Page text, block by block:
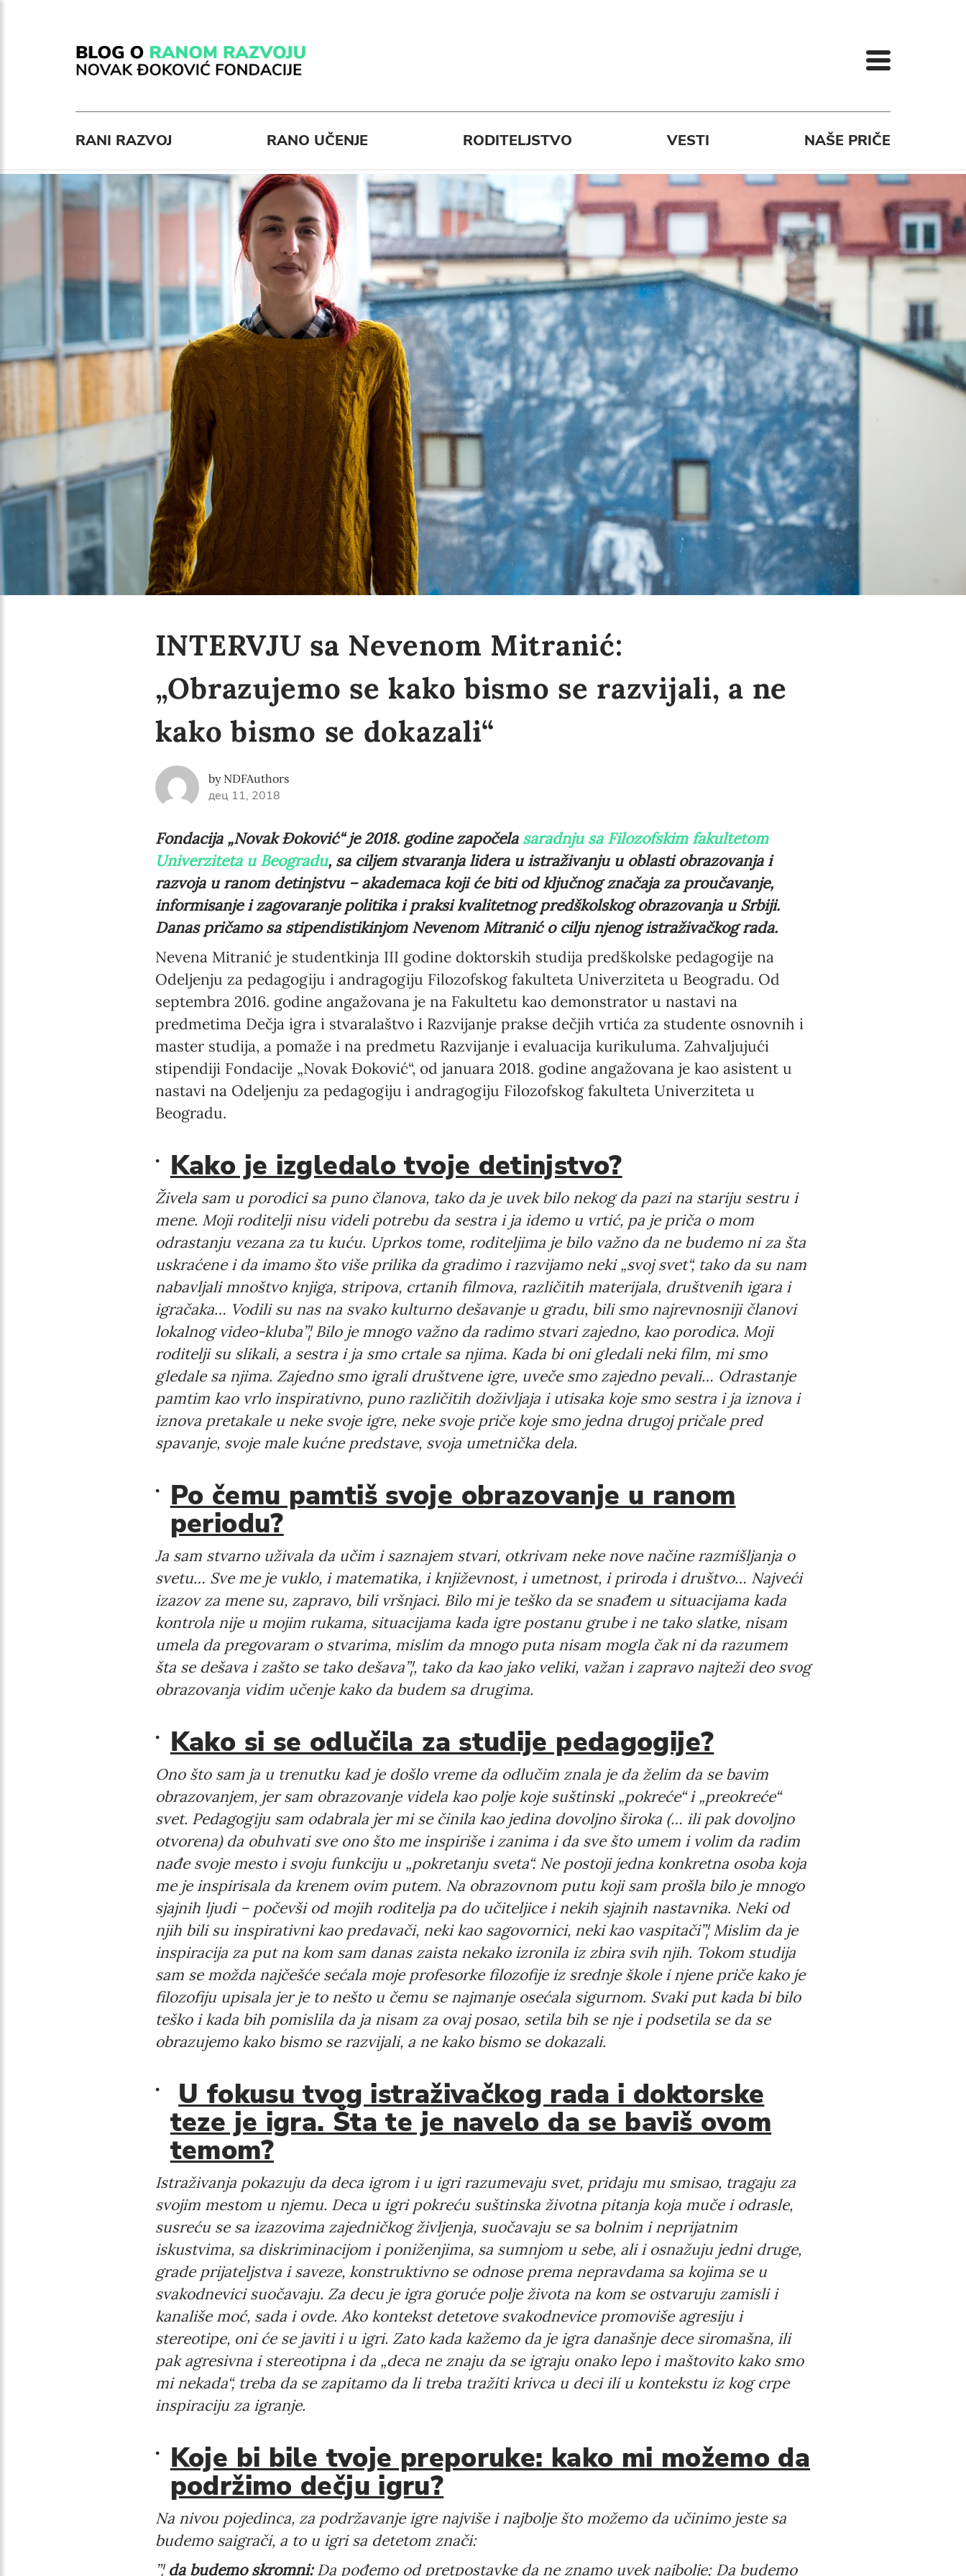
RANI RAZVOJ RANO UČENJE RODITELJSTVO VESTI NAŠE PRIČE
INTERVJU sa Nevenom Mitranić:
„Obrazujemo se kako bismo se razvijali, a ne
kako bismo se dokazali“
by NDFAuthors
дец 11, 2018
Fondacija „Novak Đoković“ je 2018. godine započela saradnju sa Filozofskim fakultetom
Univerziteta u Beogradu, sa ciljem stvaranja lidera u istraživanju u oblasti obrazovanja i
razvoja u ranom detinjstvu – akademaca koji će biti od ključnog značaja za proučavanje,
informisanje i zagovaranje politika i praksi kvalitetnog predškolskog obrazovanja u Srbiji.
Danas pričamo sa stipendistikinjom Nevenom Mitranić o cilju njenog istraživačkog rada.
Nevena Mitranić je studentkinja III godine doktorskih studija predškolske pedagogije na
Odeljenju za pedagogiju i andragogiju Filozofskog fakulteta Univerziteta u Beogradu. Od
septembra 2016. godine angažovana je na Fakultetu kao demonstrator u nastavi na
predmetima Dečja igra i stvaralaštvo i Razvijanje prakse dečjih vrtića za studente osnovnih i
master studija, a pomaže i na predmetu Razvijanje i evaluacija kurikuluma. Zahvaljujući
stipendiji Fondacije „Novak Đoković“, od januara 2018. godine angažovana je kao asistent u
nastavi na Odeljenju za pedagogiju i andragogiju Filozofskog fakulteta Univerziteta u
Beogradu.
Kako je izgledalo tvoje detinjstvo?
Živela sam u porodici sa puno članova, tako da je uvek bilo nekog da pazi na stariju sestru i
mene. Moji roditelji nisu videli potrebu da sestra i ja idemo u vrtić, pa je priča o mom
odrastanju vezana za tu kuću. Uprkos tome, roditeljima je bilo važno da ne budemo ni za šta
uskraćene i da imamo što više prilika da gradimo i razvijamo neki „svoj svet“, tako da su nam
nabavljali mnoštvo knjiga, stripova, crtanih filmova, različitih materijala, društvenih igara i
igračaka… Vodili su nas na svako kulturno dešavanje u gradu, bili smo najrevnosniji članovi
lokalnog video-kluba”¦ Bilo je mnogo važno da radimo stvari zajedno, kao porodica. Moji
roditelji su slikali, a sestra i ja smo crtale sa njima. Kada bi oni gledali neki film, mi smo
gledale sa njima. Zajedno smo igrali društvene igre, uveče smo zajedno pevali… Odrastanje
pamtim kao vrlo inspirativno, puno različitih doživljaja i utisaka koje smo sestra i ja iznova i
iznova pretakale u neke svoje igre, neke svoje priče koje smo jedna drugoj pričale pred
spavanje, svoje male kućne predstave, svoja umetnička dela.
Po čemu pamtiš svoje obrazovanje u ranom
periodu?
Ja sam stvarno uživala da učim i saznajem stvari, otkrivam neke nove načine razmišljanja o
svetu… Sve me je vuklo, i matematika, i književnost, i umetnost, i priroda i društvo… Najveći
izazov za mene su, zapravo, bili vršnjaci. Bilo mi je teško da se snađem u situacijama kada
kontrola nije u mojim rukama, situacijama kada igre postanu grube i ne tako slatke, nisam
umela da pregovaram o stvarima, mislim da mnogo puta nisam mogla čak ni da razumem
šta se dešava i zašto se tako dešava”¦, tako da kao jako veliki, važan i zapravo najteži deo svog
obrazovanja vidim učenje kako da budem sa drugima.
Kako si se odlučila za studije pedagogije?
Ono što sam ja u trenutku kad je došlo vreme da odlučim znala je da želim da se bavim
obrazovanjem, jer sam obrazovanje videla kao polje koje suštinski „pokreće“ i „preokreće“
svet. Pedagogiju sam odabrala jer mi se činila kao jedina dovoljno široka (… ili pak dovoljno
otvorena) da obuhvati sve ono što me inspiriše i zanima i da sve što umem i volim da radim
nađe svoje mesto i svoju funkciju u „pokretanju sveta“. Ne postoji jedna konkretna osoba koja
me je inspirisala da krenem ovim putem. Na obrazovnom putu koji sam prošla bilo je mnogo
sjajnih ljudi – počevši od mojih roditelja pa do učiteljice i nekih sjajnih nastavnika. Neki od
njih bili su inspirativni kao predavači, neki kao sagovornici, neki kao vaspitači”¦ Mislim da je
inspiracija za put na kom sam danas zaista nekako izronila iz zbira svih njih. Tokom studija
sam se možda najčešće sećala moje profesorke filozofije iz srednje škole i njene priče kako je
filozofiju upisala jer je to nešto u čemu se najmanje osećala sigurnom. Svaki put kada bi bilo
teško i kada bih pomislila da ja nisam za ovaj posao, setila bih se nje i podsetila se da se
obrazujemo kako bismo se razvijali, a ne kako bismo se dokazali.
U fokusu tvog istraživačkog rada i doktorske
teze je igra. Šta te je navelo da se baviš ovom
temom?
Istraživanja pokazuju da deca igrom i u igri razumevaju svet, pridaju mu smisao, tragaju za
svojim mestom u njemu. Deca u igri pokreću suštinska životna pitanja koja muče i odrasle,
susreću se sa izazovima zajedničkog življenja, suočavaju se sa bolnim i neprijatnim
iskustvima, sa diskriminacijom i poniženjima, sa sumnjom u sebe, ali i osnažuju jedni druge,
grade prijateljstva i saveze, konstruktivno se odnose prema nepravdama sa kojima se u
svakodnevici suočavaju. Za decu je igra goruće polje života na kom se ostvaruju zamisli i
kanališe moć, sada i ovde. Ako kontekst detetove svakodnevice promoviše agresiju i
stereotipe, oni će se javiti i u igri. Zato kada kažemo da je igra današnje dece siromašna, ili
pak agresivna i stereotipna i da „deca ne znaju da se igraju onako lepo i maštovito kako smo
mi nekada“, treba da se zapitamo da li treba tražiti krivca u deci ili u kontekstu iz kog crpe
inspiraciju za igranje.
Koje bi bile tvoje preporuke: kako mi možemo da
podržimo dečju igru?
Na nivou pojedinca, za podržavanje igre najviše i najbolje što možemo da učinimo jeste sa
budemo saigrači, a to u igri sa detetom znači:
”¦da budemo skromni:Da pođemo od pretpostavke da ne znamo uvek najbolje; Da budemo
Newsletter preferences
Email address*
First name*
Birthday
MM / DD
Language preference
English
Interests
Online education
The Early Years Blog
SUBSCRIBE
I agree with Privacy Policy